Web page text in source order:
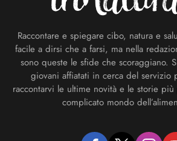
Raccontare e spiegare cibo, natura e
facile a dirsi che a farsi, ma nella
sono queste le sfide che scoraggiano.
giovani affiatati in cerca del servizio
raccontarvi le ultime novità e le storie
complicato mondo